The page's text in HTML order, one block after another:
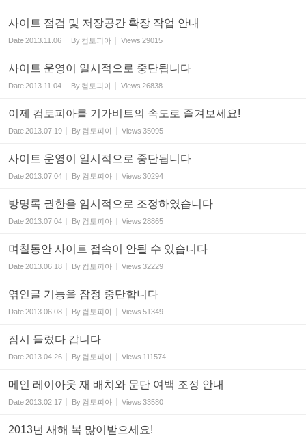
사이트 점검 및 저장공간 확장 작업 안내
Date2013.11.06 By 컴토피아 Views 29015
사이트 운영이 일시적으로 중단됩니다
Date2013.11.04 By 컴토피아 Views 26838
이제 컴토피아를 기가비트의 속도로 즐겨보세요!
Date2013.07.19 By 컴토피아 Views 35095
사이트 운영이 일시적으로 중단됩니다
Date2013.07.04 By 컴토피아 Views 30294
방명록 권한을 임시적으로 조정하였습니다
Date2013.07.04 By 컴토피아 Views 28865
며칠동안 사이트 접속이 안될 수 있습니다
Date2013.06.18 By 컴토피아 Views 32229
엮인글 기능을 잠정 중단합니다
Date2013.06.08 By 컴토피아 Views 51349
잠시 들렀다 갑니다
Date2013.04.26 By 컴토피아 Views 111574
메인 레이아웃 재 배치와 문단 여백 조정 안내
Date2013.02.17 By 컴토피아 Views 33580
2013년 새해 복 많이받으세요!